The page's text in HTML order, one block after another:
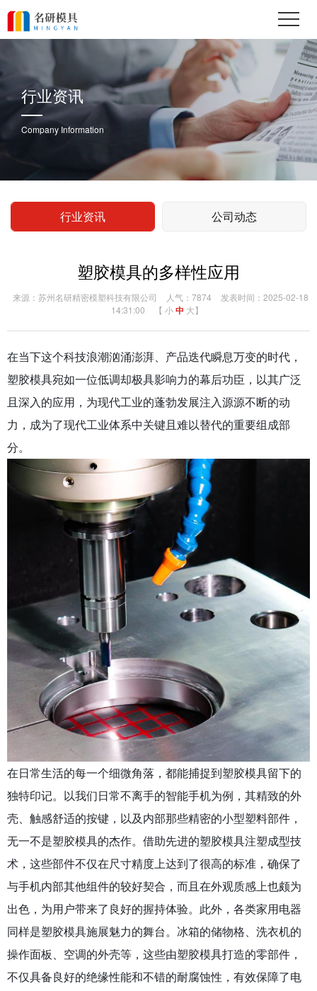
行业资讯
Company Information
行业资讯 公司动态
塑胶模具的多样性应用
来源：苏州名研精密模塑科技有限公司 人气：7874
发表时间：2025-02-18
14:31:00
【 小 中 大】
在当下这个科技浪潮汹涌澎湃、产品迭代瞬息万变的时代，
塑胶模具宛如一位低调却极具影响力的幕后功臣，以其广泛
且深入的应用，为现代工业的蓬勃发展注入源源不断的动
力，成为了现代工业体系中关键且难以替代的重要组成部
分。
在日常生活的每一个细微角落，都能捕捉到塑胶模具留下的
独特印记。以我们日常不离手的智能手机为例，其精致的外
壳、触感舒适的按键，以及内部那些精密的小型塑料部件，
无一不是塑胶模具的杰作。借助先进的塑胶模具注塑成型技
术，这些部件不仅在尺寸精度上达到了很高的标准，确保了
与手机内部其他组件的较好契合，而且在外观质感上也颇为
出色，为用户带来了良好的握持体验。此外，各类家用电器
同样是塑胶模具施展魅力的舞台。冰箱的储物格、洗衣机的
操作面板、空调的外壳等，这些由塑胶模具打造的零部件，
不仅具备良好的绝缘性能和不错的耐腐蚀性，有效保障了电